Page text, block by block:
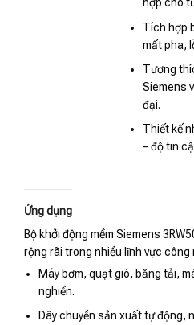
Tích hợp
mất pha,
Tương
Siemens
đại.
Thiết kế
– độ tin
Ứng dụng
Bộ khởi động mềm Siemens
rộng rãi trong nhiều lĩnh vực công
Máy bơm, quạt gió, băng tải,
nghiền.
Dây chuyền sản xuất tự động,